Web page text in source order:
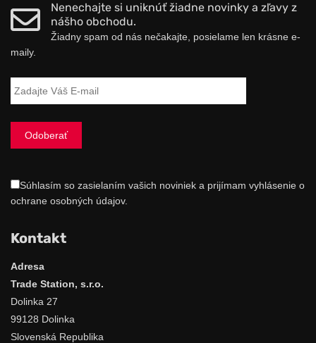
Nenechajte si uniknúť žiadne novinky a zľavy z
nášho obchodu.
Žiadny spam od nás nečakajte, posielame len krásne e-
maily.
Súhlasím so zasielaním vašich noviniek a prijímam vyhlásenie o
ochrane osobných údajov.
Kontakt
Adresa
Trade Station, s.r.o.
Dolinka 27
99128 Dolinka
Slovenská Republika